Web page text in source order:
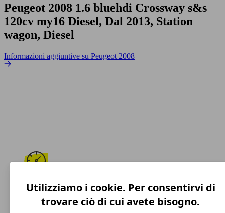
Peugeot 2008 1.6 bluehdi Crossway s&s
120cv my16 Diesel, Dal 2013, Station
wagon, Diesel
Informazioni aggiuntive su Peugeot 2008
190 km/h
Velocità massima
Utilizziamo i cookie. Per consentirvi di
trovare ciò di cui avete bisogno.